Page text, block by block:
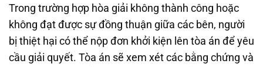
Trong trường hợp hòa giải không thành công hoặc
không đạt được sự đồng thuận giữa các bên, người
bị thiệt hại có thể nộp đơn khởi kiện lên tòa án để yêu
cầu giải quyết. Tòa án sẽ xem xét các bằng chứng và